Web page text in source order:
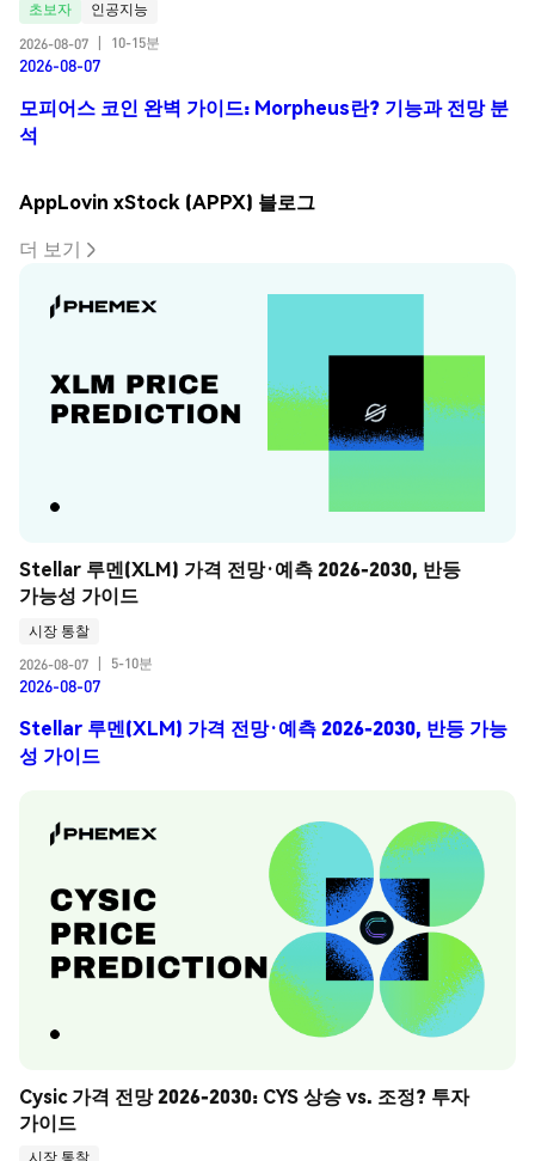
초보자
인공지능
2026-08-07
10-15분
2026-08-07
모피어스 코인 완벽 가이드: Morpheus란? 기능과 전망 분
석
AppLovin xStock (APPX) 블로그
더 보기
Stellar 루멘(XLM) 가격 전망·예측 2026-2030, 반등
가능성 가이드
시장 통찰
2026-08-07
5-10분
2026-08-07
Stellar 루멘(XLM) 가격 전망·예측 2026-2030, 반등 가능
성 가이드
Cysic 가격 전망 2026-2030: CYS 상승 vs. 조정? 투자
가이드
시장 통찰